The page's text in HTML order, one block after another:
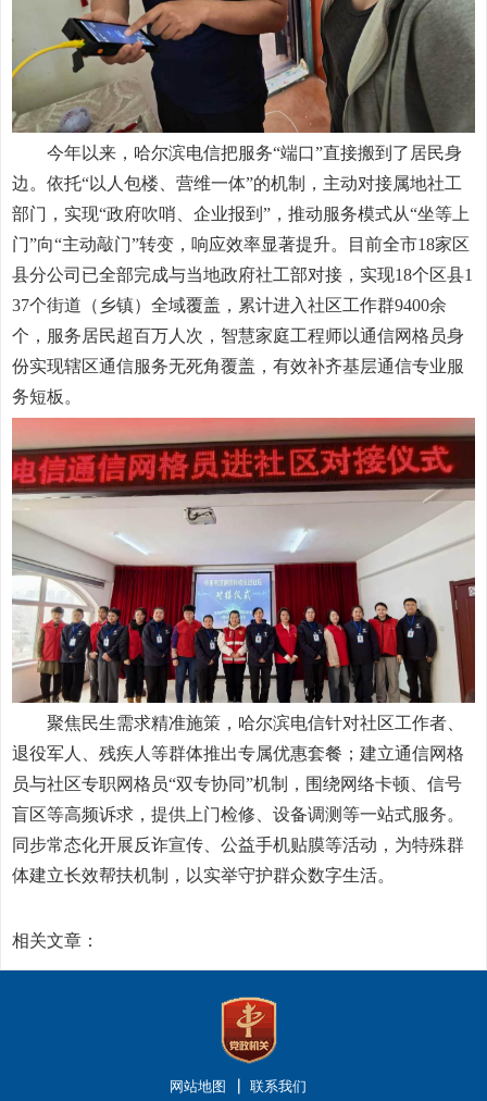
今年以来，哈尔滨电信把服务“端口”直接搬到了居民身
边。依托“以人包楼、营维一体”的机制，主动对接属地社工
部门，实现“政府吹哨、企业报到”，推动服务模式从“坐等上
门”向“主动敲门”转变，响应效率显著提升。目前全市18家区
县分公司已全部完成与当地政府社工部对接，实现18个区县1
37个街道（乡镇）全域覆盖，累计进入社区工作群9400余
个，服务居民超百万人次，智慧家庭工程师以通信网格员身
份实现辖区通信服务无死角覆盖，有效补齐基层通信专业服
务短板。
聚焦民生需求精准施策，哈尔滨电信针对社区工作者、
退役军人、残疾人等群体推出专属优惠套餐；建立通信网格
员与社区专职网格员“双专协同”机制，围绕网络卡顿、信号
盲区等高频诉求，提供上门检修、设备调测等一站式服务。
同步常态化开展反诈宣传、公益手机贴膜等活动，为特殊群
体建立长效帮扶机制，以实举守护群众数字生活。
相关文章：
网站地图 联系我们